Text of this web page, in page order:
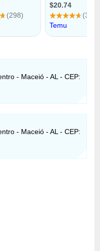
- Maceió - AL - CEP:
- Maceió - AL - CEP: